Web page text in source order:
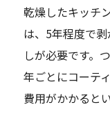
乾燥したキッチ
は、5年程度で
しが必要です。
年ごとにコーテ
費用がかかると